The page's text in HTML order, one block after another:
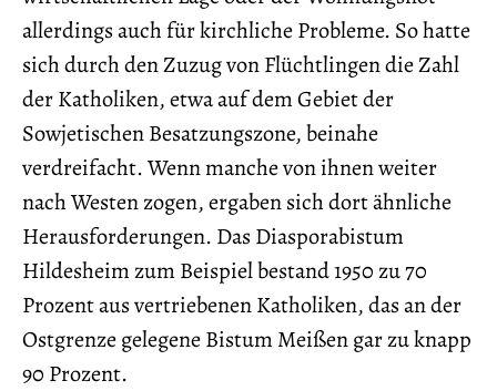
allerdings auch für kirchliche Probleme. So hatte
sich durch den Zuzug von Flüchtlingen die Zahl
der Katholiken, etwa auf dem Gebiet der
Sowjetischen Besatzungszone, beinahe
verdreifacht. Wenn manche von ihnen weiter
nach Westen zogen, ergaben sich dort ähnliche
Herausforderungen. Das Diasporabistum
Hildesheim zum Beispiel bestand 1950 zu 70
Prozent aus vertriebenen Katholiken, das an der
Ostgrenze gelegene Bistum Meißen gar zu knapp
90 Prozent.